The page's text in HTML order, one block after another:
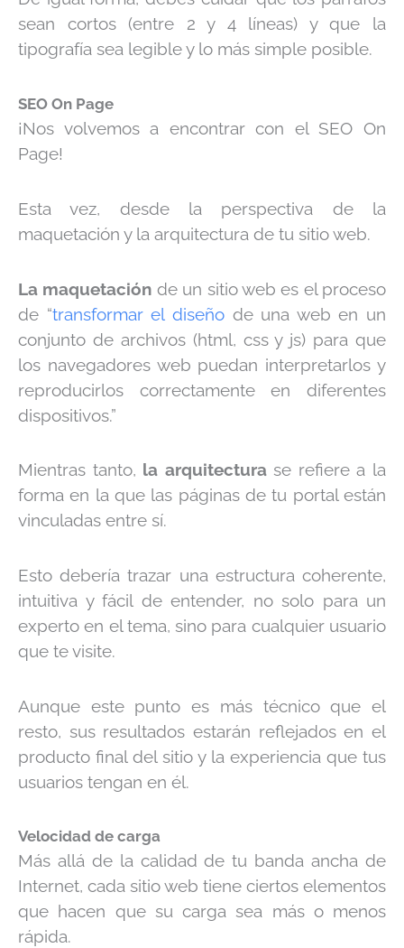
sean cortos (entre 2 y 4 líneas) y que la
tipografía sea legible y lo más simple posible.
SEO On Page
¡Nos volvemos a encontrar con el SEO On
Page!
Esta vez, desde la perspectiva de la
maquetación y la arquitectura de tu sitio web.
La maquetación de un sitio web es el proceso
de “transformar el diseñode una web en un
conjunto de archivos (html, css y js) para que
los navegadores web puedan interpretarlos y
reproducirlos correctamente en diferentes
dispositivos.”
Mientras tanto, la arquitecturase refiere a la
forma en la que las páginas de tu portal están
vinculadas entre sí.
Esto debería trazar una estructura coherente,
intuitiva y fácil de entender, no solo para un
experto en el tema, sino para cualquier usuario
que te visite.
Aunque este punto es más técnico que el
resto, sus resultados estarán reflejados en el
producto final del sitio y la experiencia que tus
usuarios tengan en él.
Velocidad de carga
Más allá de la calidad de tu banda ancha de
Internet, cada sitio web tiene ciertos elementos
que hacen que su carga sea más o menos
rápida.